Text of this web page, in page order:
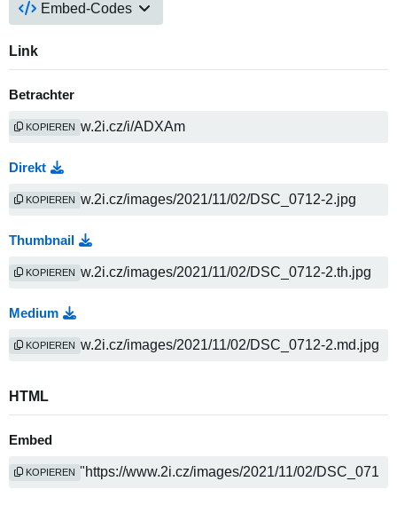
Embed-Codes
Link
Betrachter
KOPIEREN
Direkt
KOPIEREN
Thumbnail
KOPIEREN
Medium
KOPIEREN
HTML
Embed
KOPIEREN